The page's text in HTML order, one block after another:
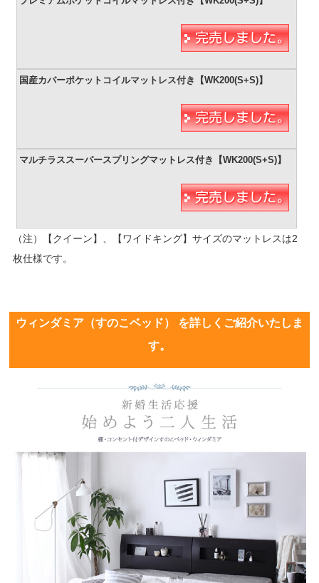
（注）【クイーン】、【ワイドキング】サイズのマットレスは2
枚仕様です。
ウィンダミア（すのこベッド） を詳しくご紹介いたしま
す。